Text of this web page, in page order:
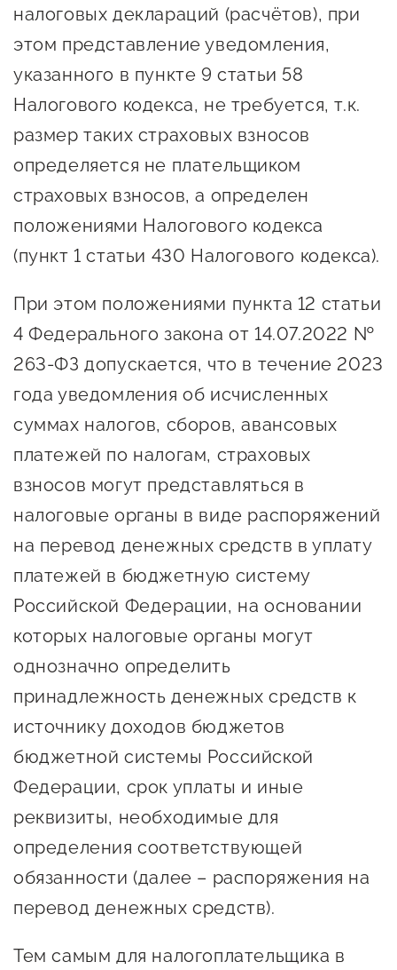
Нормативные
документы
предоставляющие поддержку
Интерактивные сервисы
Каталог маркетплейсов
продукции
Каталог югорских франшиз
Новости УФНС
Каталог грантов
Конкурсы для
предпринимателей
Сообщить о нарушении
АвтоУСН
Иностранным гражданам
О фонде
Общая информация
Органы управления и надзора
Вакансии
налоговых деклараций (расчётов), при
этом представление уведомления,
указанного в пункте 9 статьи 58
Налогового кодекса, не требуется, т.к.
размер таких страховых взносов
определяется не плательщиком
страховых взносов, а определен
положениями Налогового кодекса
(пункт 1 статьи 430 Налогового кодекса).
При этом положениями пункта 12 статьи
4 Федерального закона от 14.07.2022 №
263-ФЗ допускается, что в течение 2023
года уведомления об исчисленных
суммах налогов, сборов, авансовых
платежей по налогам, страховых
взносов могут представляться в
налоговые органы в виде распоряжений
на перевод денежных средств в уплату
платежей в бюджетную систему
Российской Федерации, на основании
которых налоговые органы могут
однозначно определить
принадлежность денежных средств к
источнику доходов бюджетов
бюджетной системы Российской
Федерации, срок уплаты и иные
реквизиты, необходимые для
определения соответствующей
обязанности (далее – распоряжения на
перевод денежных средств).
Тем самым для налогоплательщика в